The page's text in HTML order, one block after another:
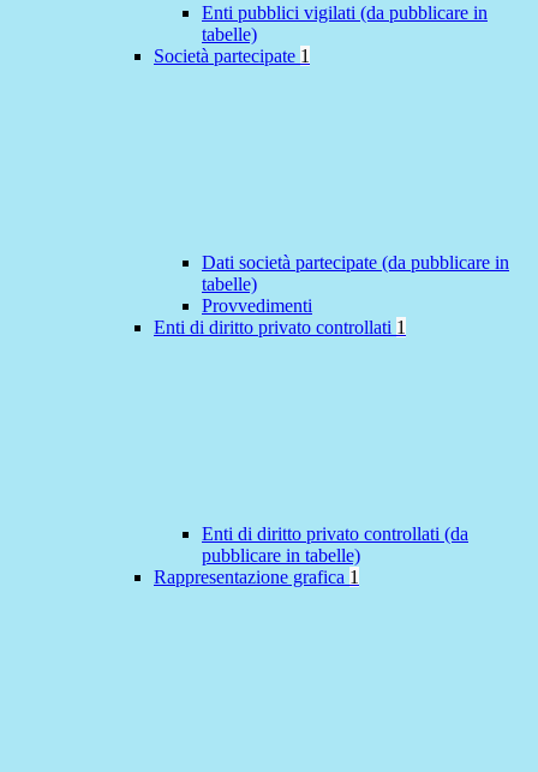
Enti pubblici vigilati (da pubblicare in
tabelle)
Società partecipate 1
Dati società partecipate (da pubblicare in
tabelle)
Provvedimenti
Enti di diritto privato controllati 1
Enti di diritto privato controllati (da
pubblicare in tabelle)
Rappresentazione grafica 1